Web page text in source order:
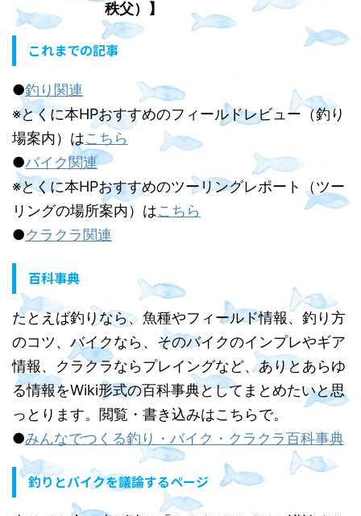
秩父）】
これまでの記事
●釣り関連
※とくに本HPおすすめのフィールドレビュー（釣り
場案内）はこちら
●バイク関連
※とくに本HPおすすめのツーリングレポート（ツー
リングの場所案内）はこちら
●クラクラ関連
百科事典
たとえば釣りなら、魚種やフィールド情報、釣り方
のコツ、バイクなら、そのバイクのインプレやギア
情報、クラクラならプレイングなど、ありとあらゆ
る情報をWiki形式の百科事典としてまとめたいと思
っとります。閲覧・書き込みはこちらで。
●みんなでつくる釣り・バイク・クラクラ百科事典
釣りとバイクを議論するページ